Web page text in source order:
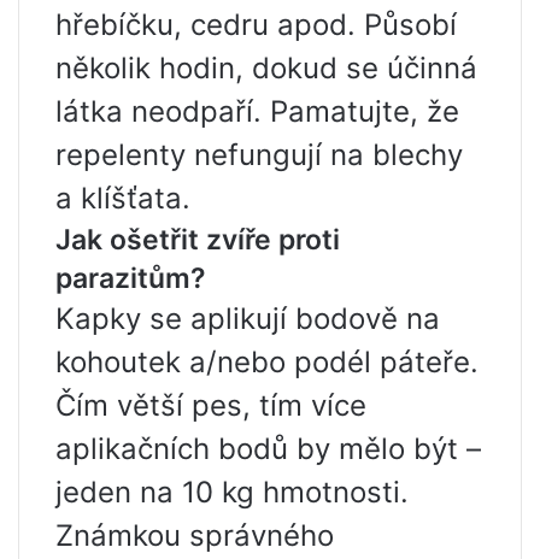
hřebíčku, cedru apod. Působí
několik hodin, dokud se účinná
látka neodpaří. Pamatujte, že
repelenty nefungují na blechy
a klíšťata.
Jak ošetřit zvíře proti
parazitům?
Kapky se aplikují bodově na
kohoutek a/nebo podél páteře.
Čím větší pes, tím více
aplikačních bodů by mělo být –
jeden na 10 kg hmotnosti.
Známkou správného